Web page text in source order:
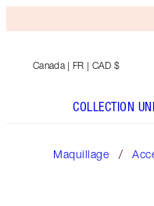
Canada | FR | CAD $
COLLECTION
Maquillage